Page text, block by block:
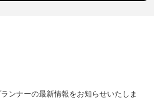
ンナーの最新情報をお知らせいたしま